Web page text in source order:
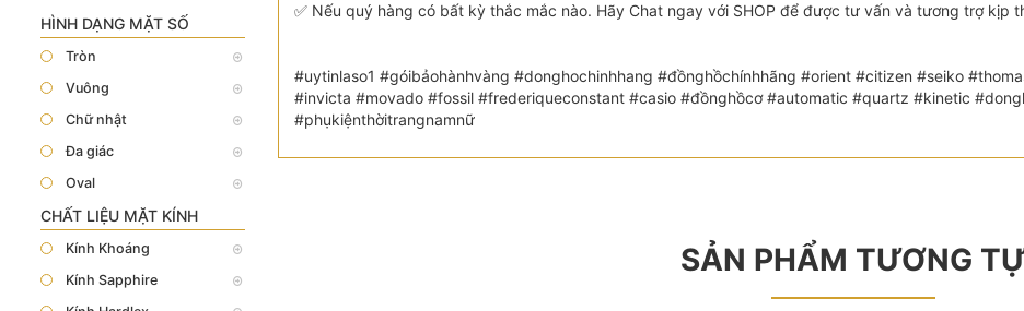
HÌNH DẠNG MẶT SỐ
Tròn
Vuông
Chữ nhật
Đa giác
Oval
CHẤT LIỆU MẶT KÍNH
Kính Khoáng
Kính Sapphire
✅ Nếu quý hàng có bất kỳ thắc mắc nào. Hãy Chat ngay với SHOP để được tư vấn và tương trợ kịp
#uytinlaso1 #góibảohànhvàng #donghochinhhang #đồnghồchínhhãng #orient #citizen #seiko
#invicta #movado #fossil #frederiqueconstant #casio #đồnghồcơ #automatic #quartz #kinetic
#phụkiệnthờitrangnamnữ
SẢN PHẨM TƯƠNG